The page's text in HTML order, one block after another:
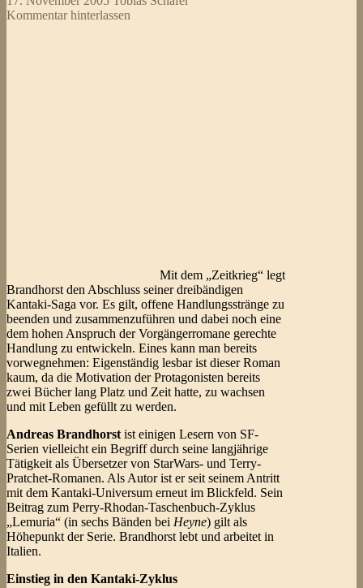
Kommentar hinterlassen
Mit dem „Zeitkrieg“ legt
Brandhorst den Abschluss seiner dreibändigen
Kantaki-Saga vor. Es gilt, offene Handlungsstränge zu
beenden und zusammenzuführen und dabei noch eine
dem hohen Anspruch der Vorgängerromane gerechte
Handlung zu entwickeln. Eines kann man bereits
vorwegnehmen: Eigenständig lesbar ist dieser Roman
kaum, da die Motivation der Protagonisten bereits
zwei Bücher lang Platz und Zeit hatte, zu wachsen
und mit Leben gefüllt zu werden.
Andreas Brandhorst ist einigen Lesern von SF-
Serien vielleicht ein Begriff durch seine langjährige
Tätigkeit als Übersetzer von StarWars- und Terry-
Pratchet-Romanen. Als Autor ist er seit seinem Antritt
mit dem Kantaki-Universum erneut im Blickfeld. Sein
Beitrag zum Perry-Rhodan-Taschenbuch-Zyklus
„Lemuria“ (in sechs Bänden bei Heyne) gilt als
Höhepunkt der Serie. Brandhorst lebt und arbeitet in
Italien.
Einstieg in den Kantaki-Zyklus